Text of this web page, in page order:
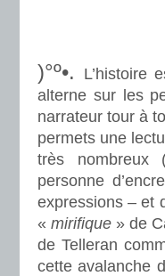
)°º•.
L’histoire
alterne sur les
narrateur tour à
permets une
très nombreux
personne
expressions – et
« mirifique » de
de Telleran
cette avalanche